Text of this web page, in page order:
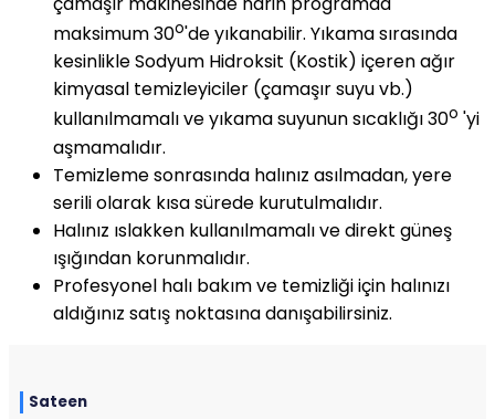
maksimum 30o'de yıkanabilir. Yıkama sırasında
kesinlikle Sodyum Hidroksit (Kostik) içeren ağır
kimyasal temizleyiciler (çamaşır suyu vb.)
kullanılmamalı ve yıkama suyunun sıcaklığı 30o 'yi
aşmamalıdır.
Temizleme sonrasında halınız asılmadan, yere
serili olarak kısa sürede kurutulmalıdır.
Halınız ıslakken kullanılmamalı ve direkt güneş
ışığından korunmalıdır.
Profesyonel halı bakım ve temizliği için halınızı
aldığınız satış noktasına danışabilirsiniz.
Sateen